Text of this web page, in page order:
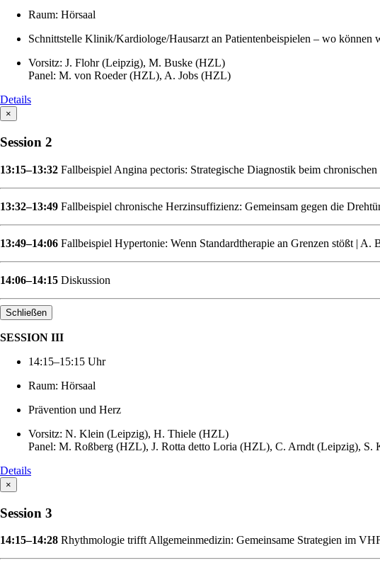
Raum: Hörsaal
Schnittstelle Klinik/Kardiologe/Hausarzt an Patientenbeispielen – wo können
Vorsitz: J. Flohr (Leipzig), M. Buske (HZL)
Panel: M. von Roeder (HZL), A. Jobs (HZL)
Details
×
Session 2
13:15–13:32 Fallbeispiel Angina pectoris: Strategische Diagnostik beim
13:32–13:49 Fallbeispiel chronische Herzinsuffizienz: Gemeinsam gegen die
13:49–14:06 Fallbeispiel Hypertonie: Wenn Standardtherapie an Grenzen stößt | A.
14:06–14:15 Diskussion
Schließen
SESSION III
14:15–15:15 Uhr
Raum: Hörsaal
Prävention und Herz
Vorsitz: N. Klein (Leipzig), H. Thiele (HZL)
Panel: M. Roßberg (HZL), J. Rotta detto Loria (HZL), C. Arndt (Leipzig), S.
Details
×
Session 3
14:15–14:28 Rhythmologie trifft Allgemeinmedizin: Gemeinsame Strategien im